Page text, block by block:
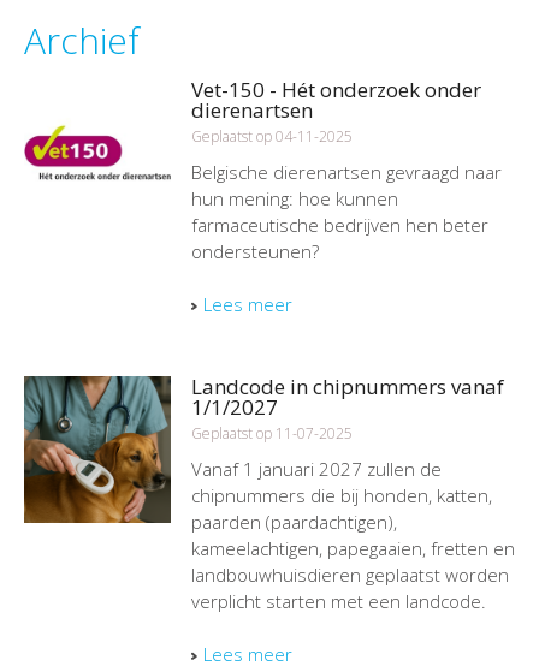
Archief
Vet-150 - Hét onderzoek onder
dierenartsen
Geplaatst op 04-11-2025
Belgische dierenartsen gevraagd naar
hun mening: hoe kunnen
farmaceutische bedrijven hen beter
ondersteunen?
Lees meer
Landcode in chipnummers vanaf
1/1/2027
Geplaatst op 11-07-2025
Vanaf 1 januari 2027 zullen de
chipnummers die bij honden, katten,
paarden (paardachtigen),
kameelachtigen, papegaaien, fretten en
landbouwhuisdieren geplaatst worden
verplicht starten met een landcode.
Lees meer